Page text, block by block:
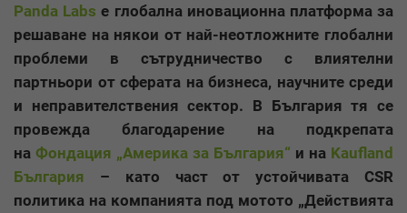
Panda Labs e глобална иновационна платформа за
решаване на някои от най-неотложните глобални
проблеми в сътрудничество с влиятелни
партньори от сферата на бизнеса, научните среди
и неправителствения сектор. В България тя се
провежда благодарение на подкрепата
на Фондация „Америка за България“ и на Kaufland
България – като част от устойчивата CSR
политика на компанията под мотото „Действията